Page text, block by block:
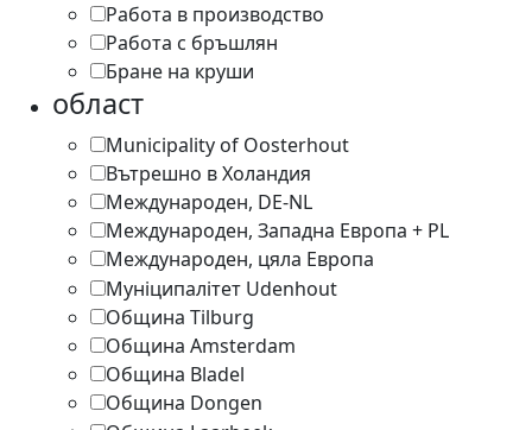
Работа в производство
Работа с бръшлян
Бране на круши
област
Municipality of Oosterhout
Вътрешно в Холандия
Международен, DE-NL
Международен, Западна Европа + PL
Международен, цяла Европа
Муніципалітет Udenhout
Община Tilburg
Община Amsterdam
Община Bladel
Община Dongen